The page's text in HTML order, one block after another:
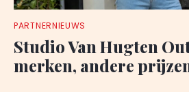
PARTNERNIEUWS
Studio Van Hugten
merken, andere